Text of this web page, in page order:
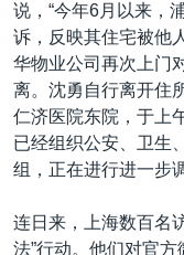
说，“今年6月以来，
诉，反映其住宅被他
华物业公司再次上门
离。沈勇自行离开住
仁济医院东院，于上
已经组织公安、卫生
组，正在进行进一步
连日来，上海数百名
法”行动。他们对官